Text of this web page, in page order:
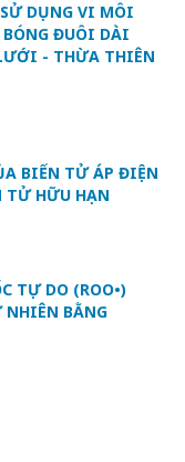
DỤNG VI MÔI
ĐUÔI DÀI
- THỪA THIÊN
BIẾN TỬ ÁP ĐIỆN
TỬ HỮU HẠN
TỰ DO (ROO•)
NHIÊN BẰNG